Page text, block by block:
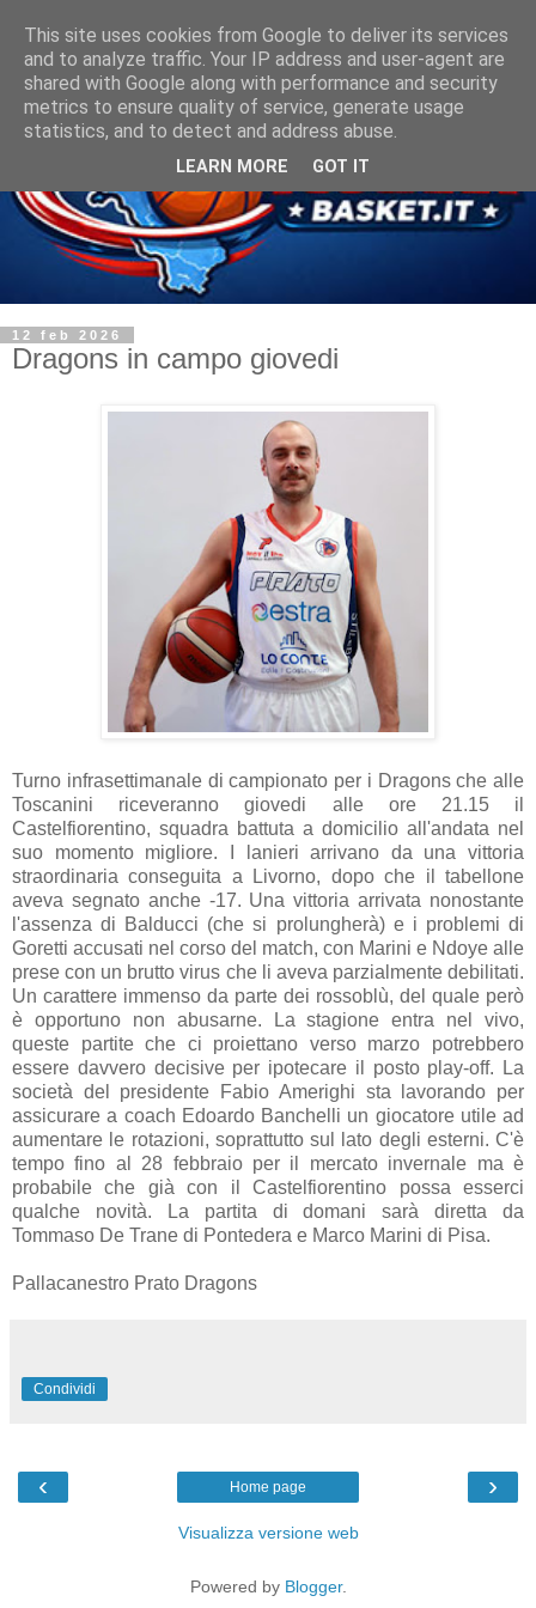
12 feb 2026
Dragons in campo giovedi
Turno infrasettimanale di campionato per i Dragons che alle
Toscanini riceveranno giovedi alle ore 21.15 il
Castelfiorentino, squadra battuta a domicilio all'andata nel
suo momento migliore. I lanieri arrivano da una vittoria
straordinaria conseguita a Livorno, dopo che il tabellone
aveva segnato anche -17. Una vittoria arrivata nonostante
l'assenza di Balducci (che si prolungherà) e i problemi di
Goretti accusati nel corso del match, con Marini e Ndoye alle
prese con un brutto virus che li aveva parzialmente debilitati.
Un carattere immenso da parte dei rossoblù, del quale però
è opportuno non abusarne. La stagione entra nel vivo,
queste partite che ci proiettano verso marzo potrebbero
essere davvero decisive per ipotecare il posto play-off. La
società del presidente Fabio Amerighi sta lavorando per
assicurare a coach Edoardo Banchelli un giocatore utile ad
aumentare le rotazioni, soprattutto sul lato degli esterni. C'è
tempo fino al 28 febbraio per il mercato invernale ma è
probabile che già con il Castelfiorentino possa esserci
qualche novità. La partita di domani sarà diretta da
Tommaso De Trane di Pontedera e Marco Marini di Pisa.
Pallacanestro Prato Dragons
Condividi
‹ ›
Home page
Visualizza versione web
Powered by Blogger.
This site uses cookies from Google to deliver its services
and to analyze traffic. Your IP address and user-agent are
shared with Google along with performance and security
metrics to ensure quality of service, generate usage
statistics, and to detect and address abuse.
LEARN MORE GOT IT